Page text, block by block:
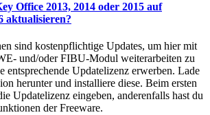
Office 2013, 2014 oder 2015 auf
aktualisieren?
sind kostenpflichtige Updates, um hier mit
und/oder FIBU-Modul weiterarbeiten zu
entsprechende Updatelizenz erwerben. Lade
herunter und installiere diese. Beim ersten
Updatelizenz eingeben, anderenfalls hast du
der Freeware.